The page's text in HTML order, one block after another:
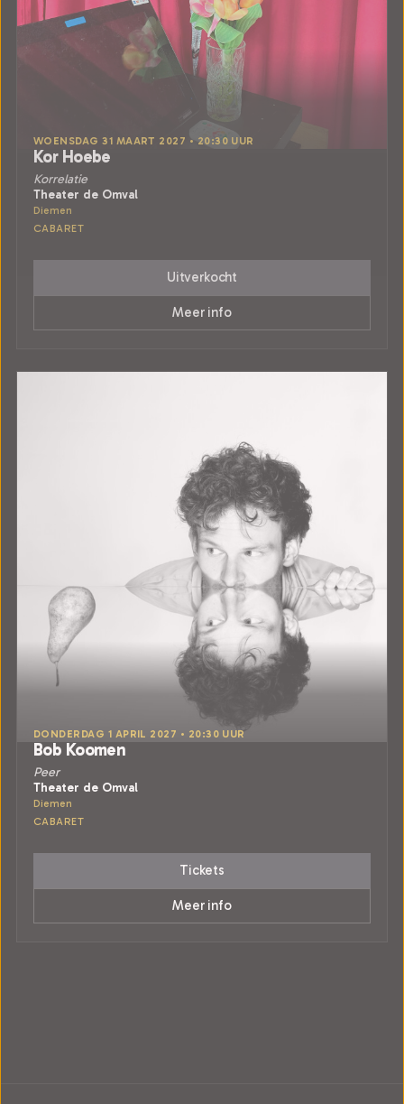
WOENSDAG 31 MAART 2027 • 20:30 UUR
Kor Hoebe
Korrelatie
Theater de Omval
Diemen
CABARET
Uitverkocht
Meer info
DONDERDAG 1 APRIL 2027 • 20:30 UUR
Bob Koomen
Peer
Theater de Omval
Diemen
CABARET
Tickets
Meer info